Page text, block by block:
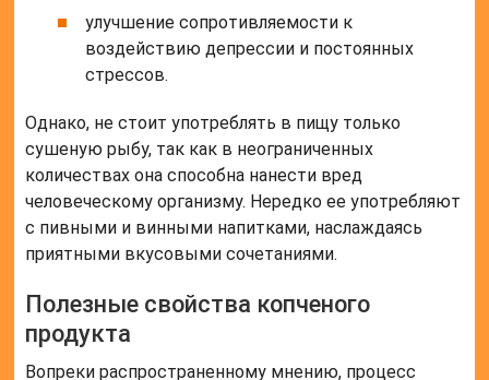
улучшение сопротивляемости к
воздействию депрессии и постоянных
стрессов.
Однако, не стоит употреблять в пищу только
сушеную рыбу, так как в неограниченных
количествах она способна нанести вред
человеческому организму. Нередко ее употребляют
с пивными и винными напитками, наслаждаясь
приятными вкусовыми сочетаниями.
Полезные свойства копченого
продукта
Вопреки распространенному мнению, процесс